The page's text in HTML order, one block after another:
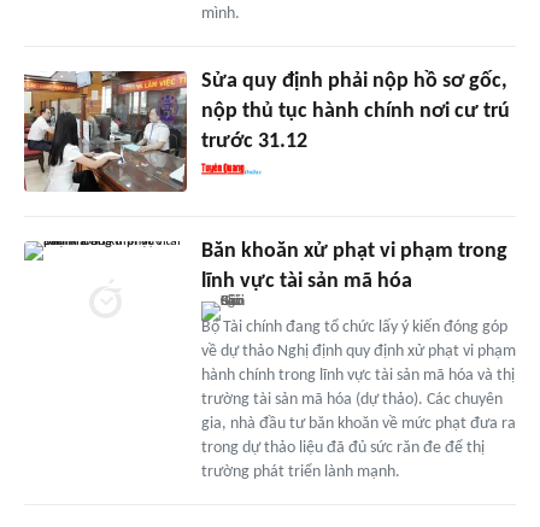
mình.
Sửa quy định phải nộp hồ sơ gốc,
nộp thủ tục hành chính nơi cư trú
trước 31.12
Băn khoăn xử phạt vi phạm trong
lĩnh vực tài sản mã hóa
Bộ Tài chính đang tổ chức lấy ý kiến đóng góp
về dự thảo Nghị định quy định xử phạt vi phạm
hành chính trong lĩnh vực tài sản mã hóa và thị
trường tài sản mã hóa (dự thảo). Các chuyên
gia, nhà đầu tư băn khoăn về mức phạt đưa ra
trong dự thảo liệu đã đủ sức răn đe để thị
trường phát triển lành mạnh.